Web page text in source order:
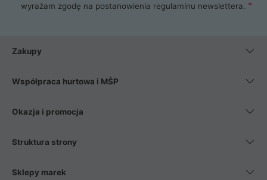
wyrażam zgodę na postanowienia regulaminu newslettera.
Zakupy
Współpraca hurtowa i MŚP
Okazja i promocja
Struktura strony
Sklepy marek